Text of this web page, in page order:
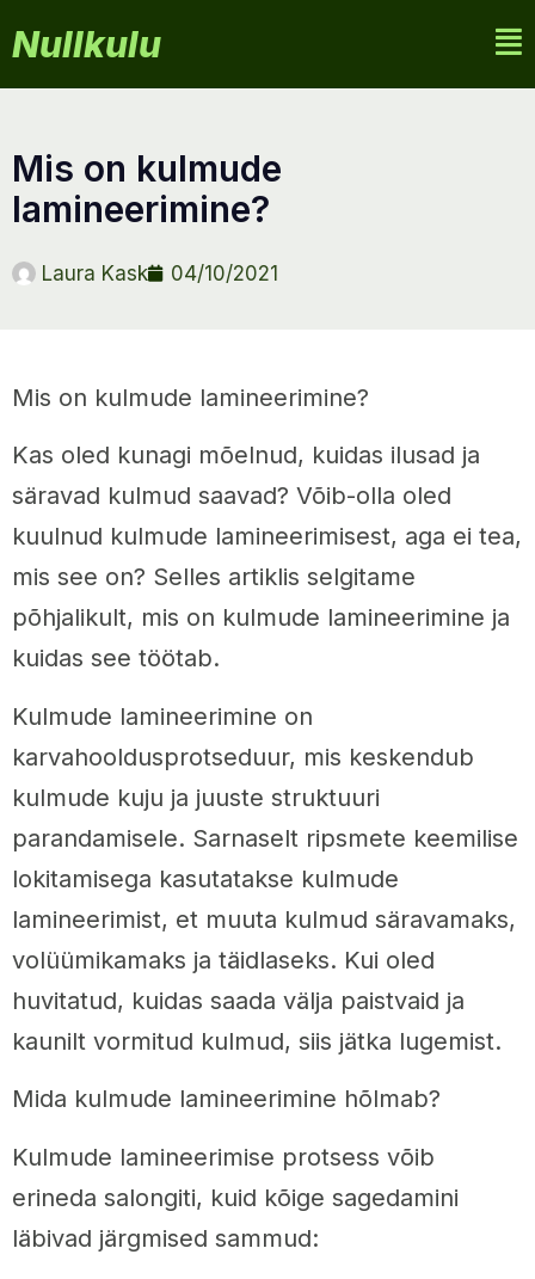
Nullkulu
mis on kulmude
lamineerimine?
Laura Kask 04/10/2021
Mis on kulmude lamineerimine?
Kas oled kunagi mõelnud, kuidas ilusad ja
säravad kulmud saavad? Võib-olla oled
kuulnud kulmude lamineerimisest, aga ei tea,
mis see on? Selles artiklis selgitame
põhjalikult, mis on kulmude lamineerimine ja
kuidas see töötab.
Kulmude lamineerimine on
karvahooldusprotseduur, mis keskendub
kulmude kuju ja juuste struktuuri
parandamisele. Sarnaselt ripsmete keemilise
lokitamisega kasutatakse kulmude
lamineerimist, et muuta kulmud säravamaks,
volüümikamaks ja täidlaseks. Kui oled
huvitatud, kuidas saada välja paistvaid ja
kaunilt vormitud kulmud, siis jätka lugemist.
Mida kulmude lamineerimine hõlmab?
Kulmude lamineerimise protsess võib
erineda salongiti, kuid kõige sagedamini
läbivad järgmised sammud: